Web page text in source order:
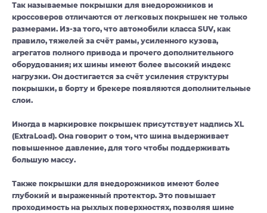
Так называемые покрышки для внедорожников и
кроссоверов отличаются от легковых покрышек не только
размерами. Из-за того, что автомобили класса SUV, как
правило, тяжелей за счёт рамы, усиленного кузова,
агрегатов полного привода и прочего дополнительного
оборудования; их шины имеют более высокий индекс
нагрузки. Он достигается за счёт усиления структуры
покрышки, в борту и брекере появляются дополнительные
слои.
Иногда в маркировке покрышек присутствует надпись XL
(ExtraLoad). Она говорит о том, что шина выдерживает
повышенное давление, для того чтобы поддерживать
большую массу.
Также покрышки для внедорожников имеют более
глубокий и выраженный протектор. Это повышает
проходимость на рыхлых поверхностях, позволяя шине